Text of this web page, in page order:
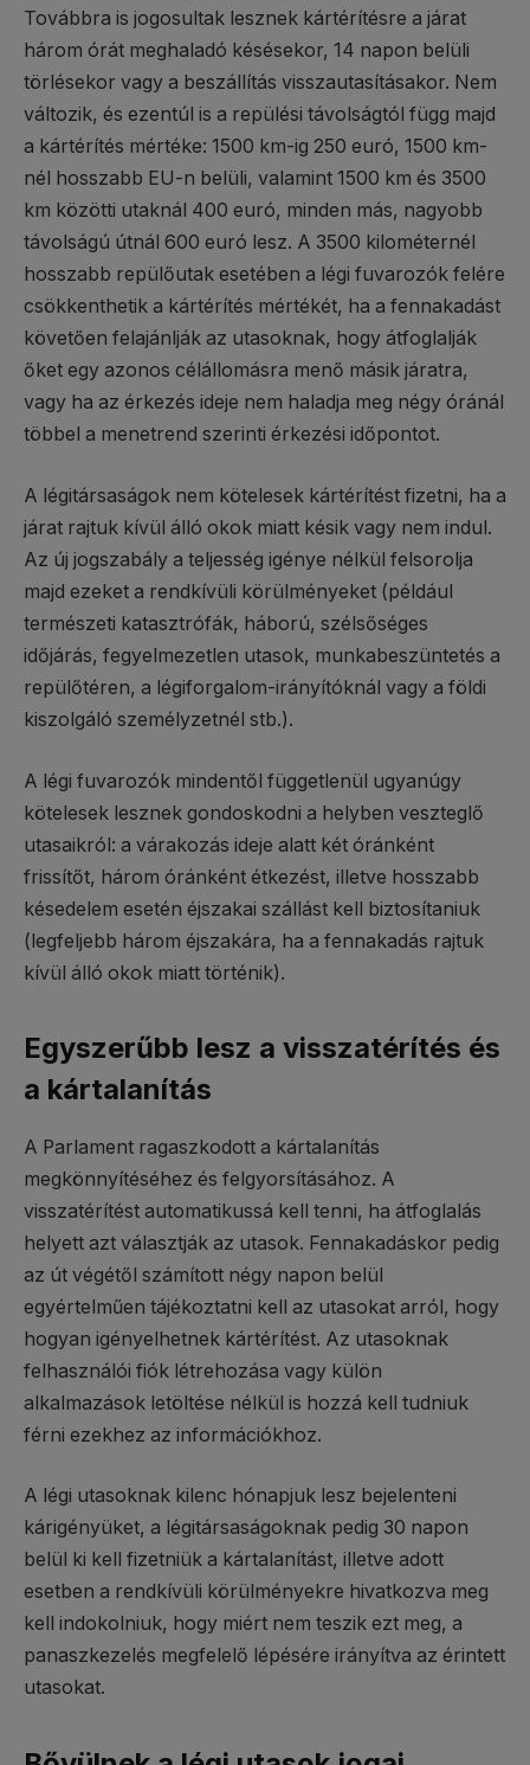
Továbbra is jogosultak lesznek kártérítésre a járat
három órát meghaladó késésekor, 14 napon belüli
törlésekor vagy a beszállítás visszautasításakor. Nem
változik, és ezentúl is a repülési távolságtól függ majd
a kártérítés mértéke: 1500 km-ig 250 euró, 1500 km-
nél hosszabb EU-n belüli, valamint 1500 km és 3500
km közötti utaknál 400 euró, minden más, nagyobb
távolságú útnál 600 euró lesz. A 3500 kilométernél
hosszabb repülőutak esetében a légi fuvarozók felére
csökkenthetik a kártérítés mértékét, ha a fennakadást
követően felajánlják az utasoknak, hogy átfoglalják
őket egy azonos célállomásra menő másik járatra,
vagy ha az érkezés ideje nem haladja meg négy óránál
többel a menetrend szerinti érkezési időpontot.
A légitársaságok nem kötelesek kártérítést fizetni, ha a
járat rajtuk kívül álló okok miatt késik vagy nem indul.
Az új jogszabály a teljesség igénye nélkül felsorolja
majd ezeket a rendkívüli körülményeket (például
természeti katasztrófák, háború, szélsőséges
időjárás, fegyelmezetlen utasok, munkabeszüntetés a
repülőtéren, a légiforgalom-irányítóknál vagy a földi
kiszolgáló személyzetnél stb.).
A légi fuvarozók mindentől függetlenül ugyanúgy
kötelesek lesznek gondoskodni a helyben veszteglő
utasaikról: a várakozás ideje alatt két óránként
frissítőt, három óránként étkezést, illetve hosszabb
késedelem esetén éjszakai szállást kell biztosítaniuk
(legfeljebb három éjszakára, ha a fennakadás rajtuk
kívül álló okok miatt történik).
Egyszerűbb lesz a visszatérítés és
a kártalanítás
A Parlament ragaszkodott a kártalanítás
megkönnyítéséhez és felgyorsításához. A
visszatérítést automatikussá kell tenni, ha átfoglalás
helyett azt választják az utasok. Fennakadáskor pedig
az út végétől számított négy napon belül
egyértelműen tájékoztatni kell az utasokat arról, hogy
hogyan igényelhetnek kártérítést. Az utasoknak
felhasználói fiók létrehozása vagy külön
alkalmazások letöltése nélkül is hozzá kell tudniuk
férni ezekhez az információkhoz.
A légi utasoknak kilenc hónapjuk lesz bejelenteni
kárigényüket, a légitársaságoknak pedig 30 napon
belül ki kell fizetniük a kártalanítást, illetve adott
esetben a rendkívüli körülményekre hivatkozva meg
kell indokolniuk, hogy miért nem teszik ezt meg, a
panaszkezelés megfelelő lépésére irányítva az érintett
utasokat.